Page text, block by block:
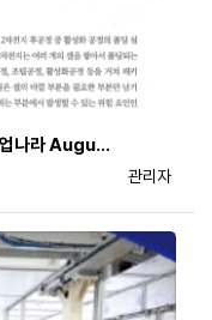
업나라 Augu…
등록자
관리자